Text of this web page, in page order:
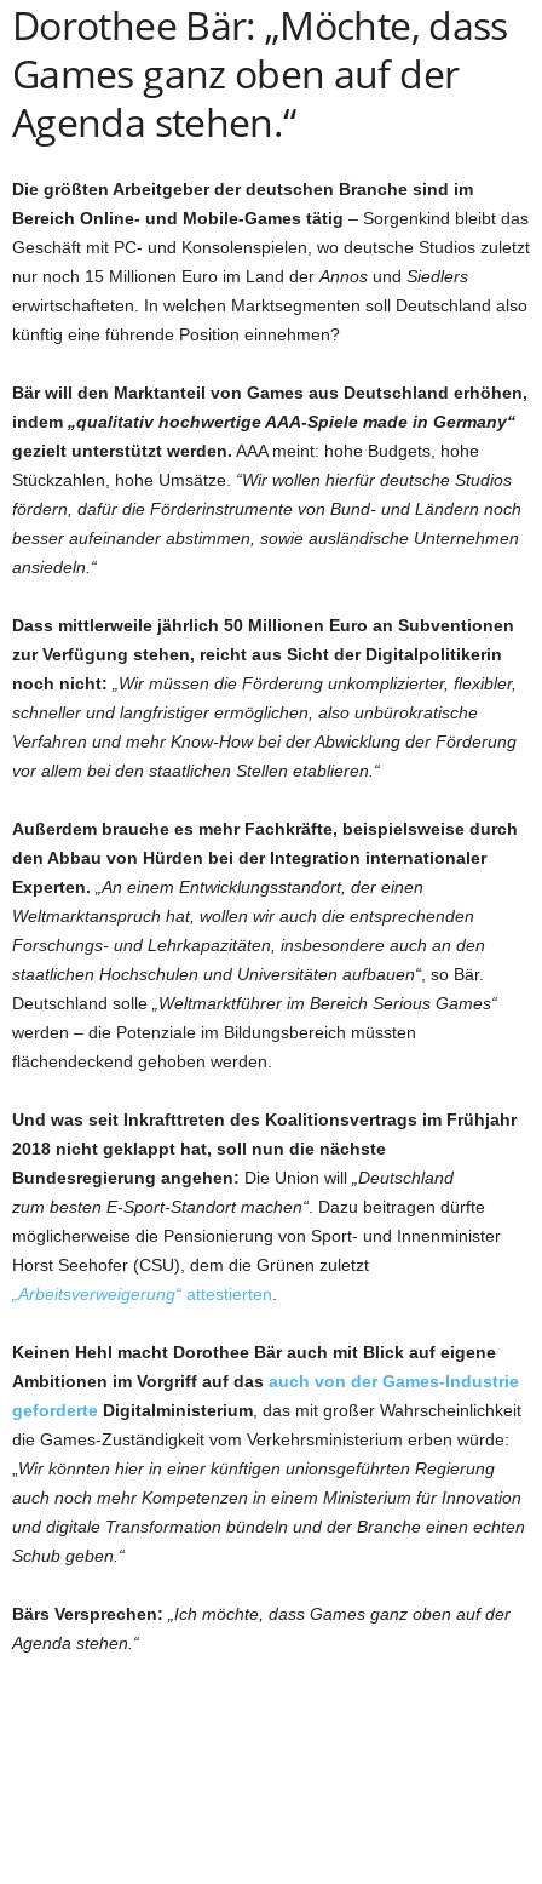
Dorothee Bär: „Möchte, dass
Games ganz oben auf der
Agenda stehen.“
Die größten Arbeitgeber der deutschen Branche sind im
Bereich Online- und Mobile-Games tätig – Sorgenkind bleibt das
Geschäft mit PC- und Konsolenspielen, wo deutsche Studios zuletzt
nur noch 15 Millionen Euro im Land der Annos und Siedlers
erwirtschafteten. In welchen Marktsegmenten soll Deutschland also
künftig eine führende Position einnehmen?
Bär will den Marktanteil von Games aus Deutschland erhöhen,
indem „qualitativ hochwertige AAA-Spiele made in Germany“
gezielt unterstützt werden. AAA meint: hohe Budgets, hohe
Stückzahlen, hohe Umsätze. “Wir wollen hierfür deutsche Studios
fördern, dafür die Förderinstrumente von Bund- und Ländern noch
besser aufeinander abstimmen, sowie ausländische Unternehmen
ansiedeln.“
Dass mittlerweile jährlich 50 Millionen Euro an Subventionen
zur Verfügung stehen, reicht aus Sicht der Digitalpolitikerin
noch nicht:
„Wir müssen die Förderung unkomplizierter, flexibler,
schneller und langfristiger ermöglichen, also unbürokratische
Verfahren und mehr Know-How bei der Abwicklung der Förderung
vor allem bei den staatlichen Stellen etablieren.“
Außerdem brauche es mehr Fachkräfte, beispielsweise durch
den Abbau von Hürden bei der Integration internationaler
Experten.
„An einem Entwicklungsstandort, der einen
Weltmarktanspruch hat, wollen wir auch die entsprechenden
Forschungs- und Lehrkapazitäten, insbesondere auch an den
staatlichen Hochschulen und Universitäten aufbauen“ , so Bär.
Deutschland solle
„Weltmarktführer im Bereich Serious Games“
werden – die Potenziale im Bildungsbereich müssten
flächendeckend gehoben werden.
Und was seit Inkrafttreten des Koalitionsvertrags im Frühjahr
2018 nicht geklappt hat, soll nun die nächste
Bundesregierung angehen: Die Union will „Deutschland
zum besten E-Sport-Standort machen“ . Dazu beitragen dürfte
möglicherweise die Pensionierung von Sport- und Innenminister
Horst Seehofer (CSU), dem die Grünen zuletzt
„Arbeitsverweigerung“ attestierten
Keinen Hehl macht Dorothee Bär auch mit Blick auf eigene
Ambitionen im Vorgriff auf das auch von der Games-Industrie
geforderte Digitalministerium , das mit großer Wahrscheinlichkeit
die Games-Zuständigkeit vom Verkehrsministerium erben würde:
Wir könnten hier in einer künftigen unionsgeführten Regierung
auch noch mehr Kompetenzen in einem Ministerium für Innovation
und digitale Transformation bündeln und der Branche einen echten
Schub geben.“
Bärs Versprechen:
„Ich möchte, dass Games ganz oben auf der
Agenda stehen.“